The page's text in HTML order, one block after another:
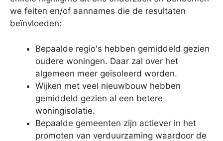
we feiten en/of aannames die de resultaten
beïnvloeden:
Bepaalde regio's hebben gemiddeld gezien
oudere woningen. Daar zal over het
algemeen meer geïsoleerd worden.
Wijken met veel nieuwbouw hebben
gemiddeld gezien al een betere
woningisolatie.
Bepaalde gemeenten zijn actiever in het
promoten van verduurzaming waardoor de